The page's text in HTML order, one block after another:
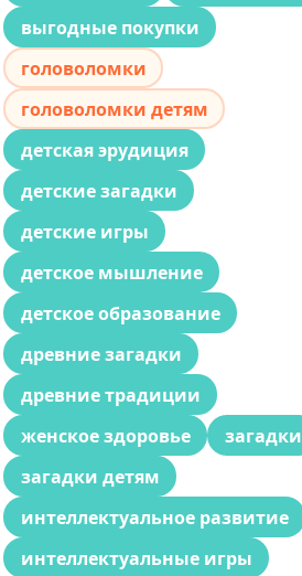
выгодные покупки
головоломки
головоломки детям
детская эрудиция
детские загадки
детские игры
детское мышление
детское образование
древние загадки
древние традиции
женское здоровье
загадки
загадки детям
интеллектуальное развитие
интеллектуальные игры